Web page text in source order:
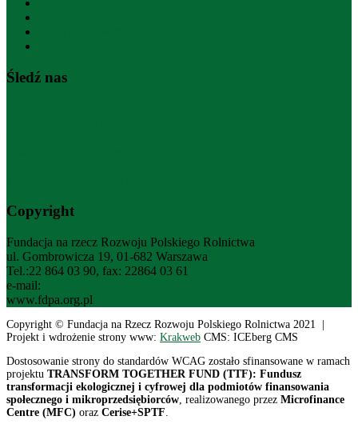
Śledź nas
Copyright
Fundacja na rzecz Rozwoju Polskiego Rolnictwa
ul. Gombrowicza 19, 01-682 Warszawa
Tel.:22 864 03 90, fax: 22864 03 61
e-mail:
www.fdpa.org.pl
Copyright © Fundacja na Rzecz Rozwoju Polskiego Rolnictwa 2021 |
Projekt i wdrożenie strony www: Krakweb CMS: ICEberg CMS
Dostosowanie strony do standardów WCAG zostało sfinansowane w ramach
projektu TRANSFORM TOGETHER FUND (TTF): Fundusz
transformacji ekologicznej i cyfrowej dla podmiotów finansowania
społecznego i mikroprzedsiębiorców , realizowanego przez Microfinance
Centre (MFC) oraz Cerise+SPTF